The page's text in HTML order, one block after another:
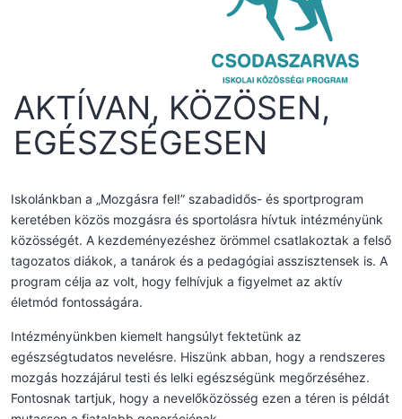
AKTÍVAN, KÖZÖSEN,
EGÉSZSÉGESEN
Iskolánkban a „Mozgásra fel!” szabadidős- és sportprogram
keretében közös mozgásra és sportolásra hívtuk intézményünk
közösségét. A kezdeményezéshez örömmel csatlakoztak a felső
tagozatos diákok, a tanárok és a pedagógiai asszisztensek is. A
program célja az volt, hogy felhívjuk a figyelmet az aktív
életmód fontosságára.
Intézményünkben kiemelt hangsúlyt fektetünk az
egészségtudatos nevelésre. Hiszünk abban, hogy a rendszeres
mozgás hozzájárul testi és lelki egészségünk megőrzéséhez.
Fontosnak tartjuk, hogy a nevelőközösség ezen a téren is példát